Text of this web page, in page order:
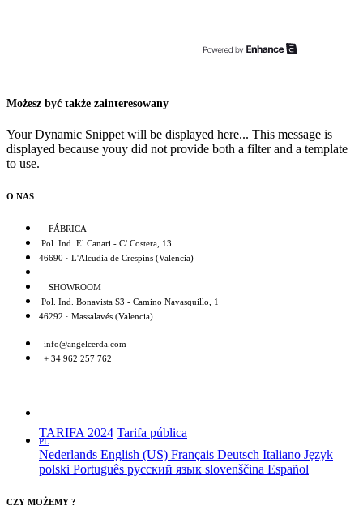
Możesz być także zainteresowany
Your Dynamic Snippet will be displayed here... This message is
displayed because youy did not provide both a filter and a template
to use.
O NAS
FÁBRICA
Pol. Ind. El Canari - C/ Costera, 13
46690 · L'Alcudia de Crespins (Valencia)
SHOWROOM
Pol. Ind. Bonavista S3 - Camino Navasquillo, 1
46292 · Massalavés (Valencia)
info@angelcerda.com
+ 34 962 257 762
TARIFA 2024 Tarifa pública
PL
Nederlands English (US) Français Deutsch Italiano Język
polski Português русский язык slovenščina Español
CZY MOŻEMY ?